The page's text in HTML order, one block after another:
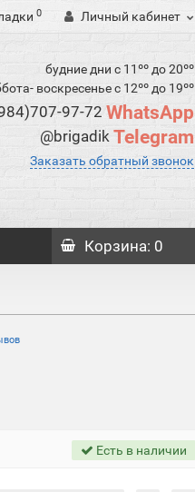
0 Личный кабинет
будние дни с 11ºº до 20ºº
воскресенье с 12ºº до 19ºº
97-72 WhatsApp
@brigadikTelegram
Заказать обратный звонок
Корзина: 0
Есть в наличии